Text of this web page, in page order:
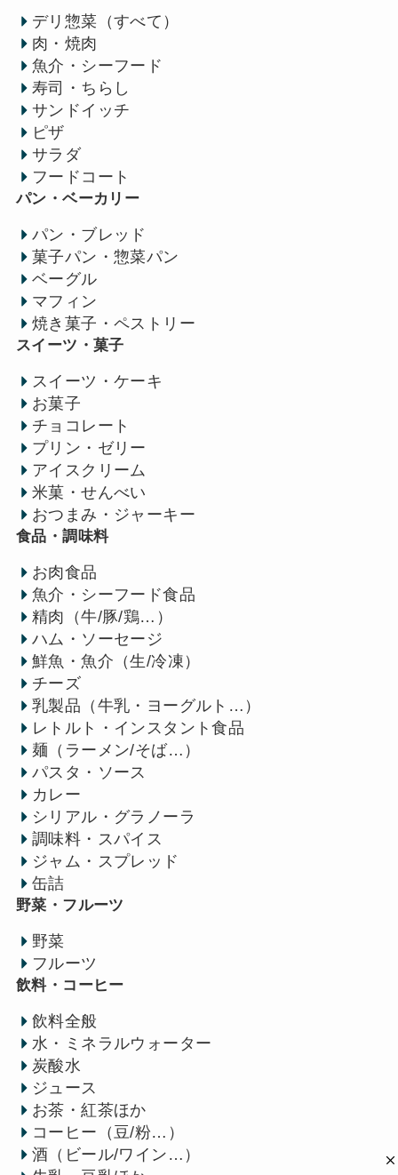
デリ惣菜（すべて）
肉・焼肉
魚介・シーフード
寿司・ちらし
サンドイッチ
ピザ
サラダ
フードコート
パン・ベーカリー
パン・ブレッド
菓子パン・惣菜パン
ベーグル
マフィン
焼き菓子・ペストリー
スイーツ・菓子
スイーツ・ケーキ
お菓子
チョコレート
プリン・ゼリー
アイスクリーム
米菓・せんべい
おつまみ・ジャーキー
食品・調味料
お肉食品
魚介・シーフード食品
精肉（牛/豚/鶏…）
ハム・ソーセージ
鮮魚・魚介（生/冷凍）
チーズ
乳製品（牛乳・ヨーグルト…）
レトルト・インスタント食品
麺（ラーメン/そば…）
パスタ・ソース
カレー
シリアル・グラノーラ
調味料・スパイス
ジャム・スプレッド
缶詰
野菜・フルーツ
野菜
フルーツ
飲料・コーヒー
飲料全般
水・ミネラルウォーター
炭酸水
ジュース
お茶・紅茶ほか
コーヒー（豆/粉…）
酒（ビール/ワイン…）